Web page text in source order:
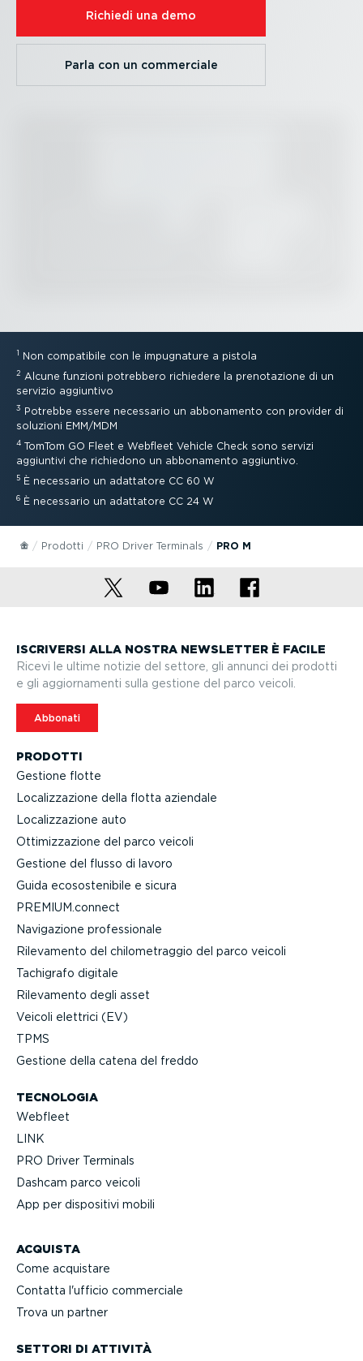
Richiedi una demo
Parla con un commerciale
1 Non compatibile con le impugnature a pistola
2 Alcune funzioni potrebbero richiedere la preno­ta­zione di un
servizio aggiuntivo
3 Potrebbe essere necessario un abbonamento con provider di
soluzioni EMM/MDM
4 TomTom GO Fleet e Webfleet Vehicle Check sono servizi
aggiuntivi che richiedono un abbonamento aggiuntivo.
5 È necessario un adattatore CC 60 W
6 È necessario un adattatore CC 24 W
Prodotti PRO Driver Terminals PRO M
PRODOTTI
Gestione flotte
Localiz­za­zione della flotta aziendale
Localiz­za­zione auto
Ottimiz­za­zione del parco veicoli
Gestione del flusso di lavoro
Guida ecoso­ste­nibile e sicura
PREMIUM.connect
Navigazione profes­sionale
Rilevamento del chilo­me­traggio del parco veicoli
Tachigrafo digitale
Rilevamento degli asset
Veicoli elettrici (EV)
TPMS
Gestione della catena del freddo
TECNOLOGIA
Webfleet
LINK
PRO Driver Terminals
Dashcam parco veicoli
App per dispositivi mobili
ACQUISTA
Come acquistare
Contatta l'ufficio commerciale
Trova un partner
SETTORI DI ATTIVITÀ
ISCRIVERSI ALLA NOSTRA NEWSLETTER È FACILE
Ricevi le ultime notizie del settore, gli annunci dei prodotti
e gli aggior­na­menti sulla gestione del parco veicoli.
Abbonati